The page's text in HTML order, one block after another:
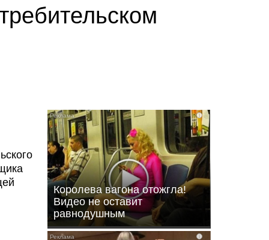
i
Королева вагона отожгла!
Видео не оставит
равнодушным
i